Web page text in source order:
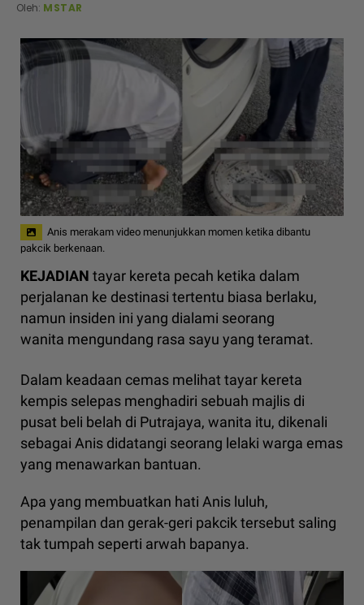
Oleh: MSTAR
Anis merakam video menunjukkan momen ketika dibantu
pakcik berkenaan.
KEJADIAN tayar kereta pecah ketika dalam
perjalanan ke destinasi tertentu biasa berlaku,
namun insiden ini yang dialami seorang
wanita mengundang rasa sayu yang teramat.
Dalam keadaan cemas melihat tayar kereta
kempis selepas menghadiri sebuah majlis di
pusat beli belah di Putrajaya, wanita itu, dikenali
sebagai Anis didatangi seorang lelaki warga emas
yang menawarkan bantuan.
Apa yang membuatkan hati Anis luluh,
penampilan dan gerak-geri pakcik tersebut saling
tak tumpah seperti arwah bapanya.